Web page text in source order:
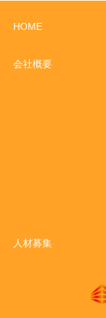
HOME
会社概要
人材募集